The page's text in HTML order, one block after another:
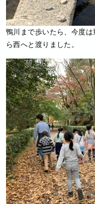
鴨川まで歩いたら、今度
ら西へと渡りました。